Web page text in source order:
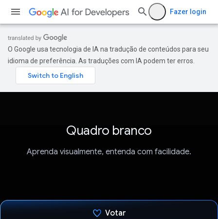
Fazer login
O Google usa tecnologia de IA na tradução de conteúdos para seu
idioma de preferência. As traduções com IA podem ter erros.
Quadro branco
Aprenda visualmente, entenda com facilidade.
Votar